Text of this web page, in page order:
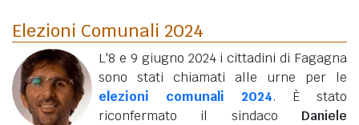
Elezioni Comunali 2024
L'8 e 9 giugno 2024 i cittadini di Fagagna
sono stati chiamati alle urne per le
elezioni comunali 2024. È stato
riconfermato il sindaco Daniele